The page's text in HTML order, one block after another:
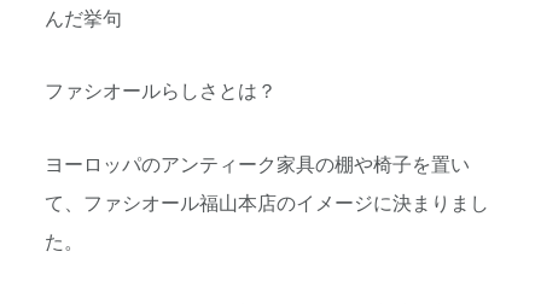
んだ挙句
ファシオールらしさとは？
ヨーロッパのアンティーク家具の棚や椅子を置い
て、ファシオール福山本店のイメージに決まりまし
た。